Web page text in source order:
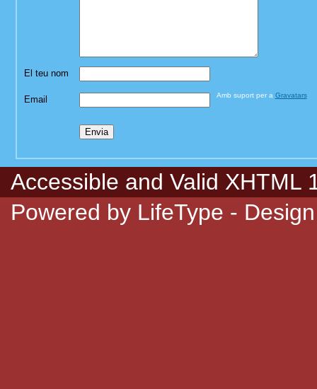
El teu nom
Email Amb suport per a Gravatars
Accessible and Valid XHTML
Powered by LifeType -